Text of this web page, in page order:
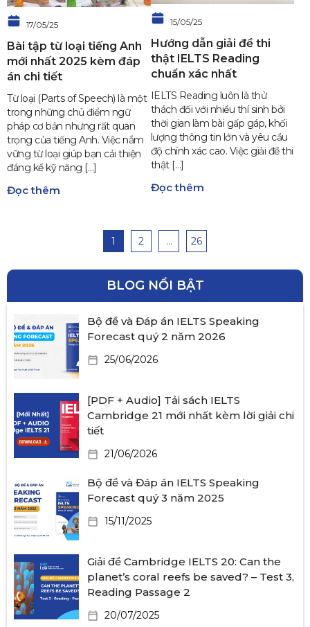
17/05/25
Bài tập từ loại tiếng Anh
mới nhất 2025 kèm đáp
án chi tiết
Từ loại (Parts of Speech) là một
trong những chủ điểm ngữ
pháp cơ bản nhưng rất quan
trọng của tiếng Anh. Việc nắm
vững từ loại giúp bạn cải thiện
đáng kể kỹ năng […]
Đọc thêm
15/05/25
Hướng dẫn giải đề thi
thật IELTS Reading
chuẩn xác nhất
IELTS Reading luôn là thử
thách đối với nhiều thí sinh bởi
thời gian làm bài gấp gáp, khối
lượng thông tin lớn và yêu cầu
độ chính xác cao. Việc giải đề thi
thật […]
Đọc thêm
1 2 … 26
BLOG NỔI BẬT
Bộ đề và Đáp án IELTS Speaking
Forecast quý 2 năm 2026
25/06/2026
[PDF + Audio] Tải sách IELTS
Cambridge 21 mới nhất kèm lời giải chi
tiết
21/06/2026
Bộ đề và Đáp án IELTS Speaking
Forecast quý 3 năm 2025
15/11/2025
Giải đề Cambridge IELTS 20: Can the
planet’s coral reefs be saved? – Test 3,
Reading Passage 2
20/07/2025